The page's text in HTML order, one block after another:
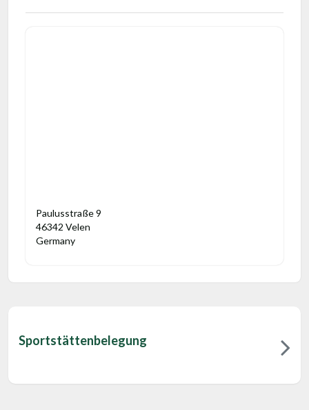
Paulusstraße 9
46342 Velen
Germany
Sportstättenbelegung